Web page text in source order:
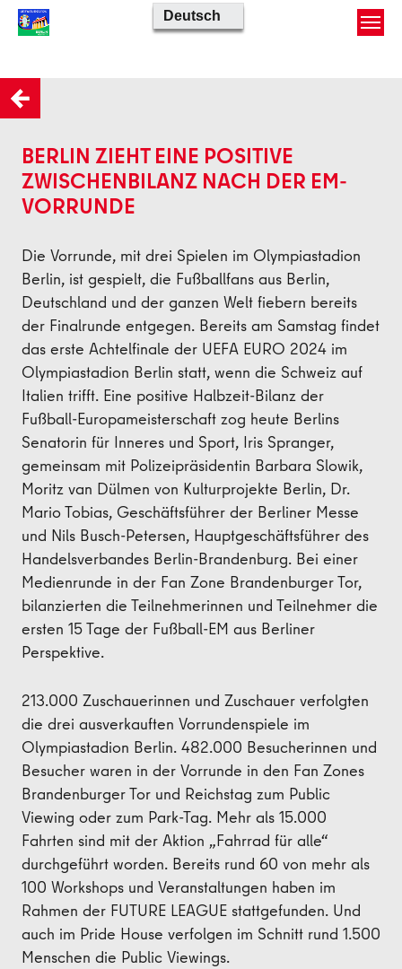
Skip to main content
BERLIN ZIEHT EINE POSITIVE
ZWISCHENBILANZ NACH DER EM-
VORRUNDE
Die Vorrunde, mit drei Spielen im Olympiastadion
Berlin, ist gespielt, die Fußballfans aus Berlin,
Deutschland und der ganzen Welt fiebern bereits
der Finalrunde entgegen. Bereits am Samstag findet
das erste Achtelfinale der UEFA EURO 2024 im
Olympiastadion Berlin statt, wenn die Schweiz auf
Italien trifft. Eine positive Halbzeit-Bilanz der
Fußball-Europameisterschaft zog heute Berlins
Senatorin für Inneres und Sport, Iris Spranger,
gemeinsam mit Polizeipräsidentin Barbara Slowik,
Moritz van Dülmen von Kulturprojekte Berlin, Dr.
Mario Tobias, Geschäftsführer der Berliner Messe
und Nils Busch-Petersen, Hauptgeschäftsführer des
Handelsverbandes Berlin-Brandenburg. Bei einer
Medienrunde in der Fan Zone Brandenburger Tor,
bilanzierten die Teilnehmerinnen und Teilnehmer die
ersten 15 Tage der Fußball-EM aus Berliner
Perspektive.
213.000 Zuschauerinnen und Zuschauer verfolgten
die drei ausverkauften Vorrundenspiele im
Olympiastadion Berlin. 482.000 Besucherinnen und
Besucher waren in der Vorrunde in den Fan Zones
Brandenburger Tor und Reichstag zum Public
Viewing oder zum Park-Tag. Mehr als 15.000
Fahrten sind mit der Aktion „Fahrrad für alle“
durchgeführt worden. Bereits rund 60 von mehr als
100 Workshops und Veranstaltungen haben im
Rahmen der FUTURE LEAGUE stattgefunden. Und
auch im Pride House verfolgen im Schnitt rund 1.500
Menschen die Public Viewings.